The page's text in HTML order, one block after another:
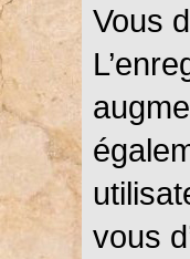
Vous
vous